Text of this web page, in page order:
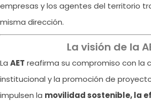
empresas y los agentes del territorio
misma dirección.
La visión de la
La AET reafirma su compromiso con la
institucional y la promoción de
impulsen la movilidad sostenible, la